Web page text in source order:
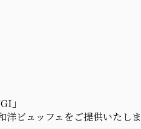
」
洋ビュッフェをご提供いたしま